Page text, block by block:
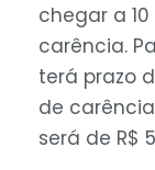
chegar a
carência.
terá prazo
de
será de R$